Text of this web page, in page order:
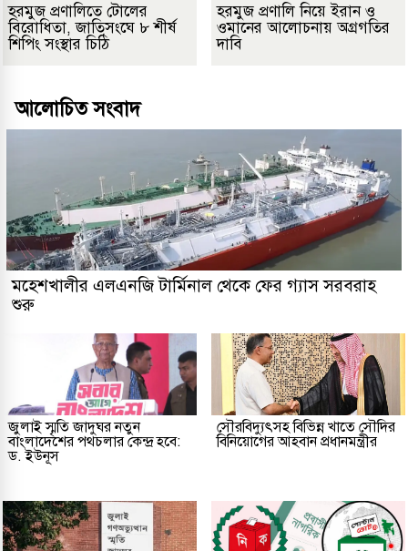
হরমুজ প্রণালিতে টোলের
বিরোধিতা, জাতিসংঘে ৮ শীর্ষ
শিপিং সংস্থার চিঠি
হরমুজ প্রণালি নিয়ে ইরান ও
ওমানের আলোচনায় অগ্রগতির
দাবি
আলোচিত সংবাদ
মহেশখালীর এলএনজি টার্মিনাল থেকে ফের গ্যাস সরবরাহ
শুরু
জুলাই স্মৃতি জাদুঘর নতুন
বাংলাদেশের পথচলার কেন্দ্র হবে:
ড. ইউনূস
সৌরবিদ্যুৎসহ বিভিন্ন খাতে সৌদির
বিনিয়োগের আহবান প্রধানমন্ত্রীর